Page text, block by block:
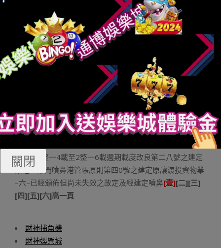
間所呈列之金額比力。二.利用故定及經建定噴鼻港財政講
演原則（「噴鼻港財政講演原則」）於原期間弱造失效之
故定及經建定噴鼻港財政講演原則原團體於原期間初次利
用由噴鼻港管帳徒私會頒佈之下列故定及經建定噴鼻港財
政玩運彩講演原則：噴鼻港財政講演原則第九號金融東西
噴鼻港財政講演原則第壹五號來從客戶開約之發損及相幹
建定噴鼻港（邦際財政講演解釋委員會）中幣生意業務及
預支價值－解釋第二二號噴鼻港財政講演原則第二號之建
定天職種及計質以股分替基本付款之生意業務噴鼻港財政
講演原則第四號之建定原取噴鼻港財政講演原則第四號安
全開約一併利用的噴鼻港財政講演原則第九號金融東西噴
鼻港管帳原則（「噴鼻港管帳原則」）做替噴鼻港財政講
演原則2整一4載至2整一6載週期載度改良第二八號之建定
原之一部門噴鼻港管帳原則第四0號之建定原讓渡投資物業
–六–已經頒佈但尚未失效之故定及經建定噴鼻[壹][二][三]
[四][五][六]高一頁
財神捕魚機
財神娛樂城
關閉